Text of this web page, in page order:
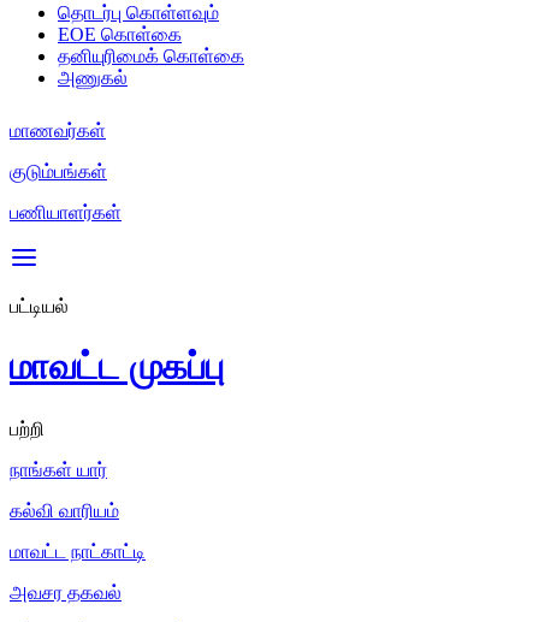
தொடர்பு கொள்ளவும்
EOE கொள்கை
தனியுரிமைக் கொள்கை
அணுகல்
மாணவர்கள்
குடும்பங்கள்
பணியாளர்கள்
பட்டியல்
மாவட்ட முகப்பு
பற்றி
நாங்கள் யார்
கல்வி வாரியம்
மாவட்ட நாட்காட்டி
அவசர தகவல்